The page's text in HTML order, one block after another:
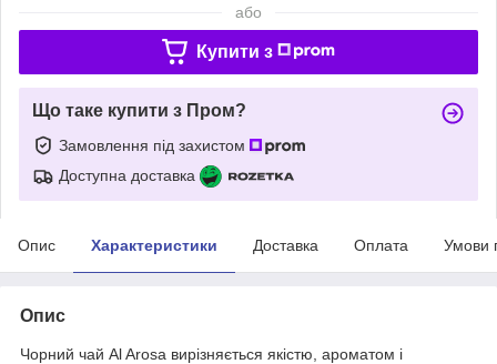
або
Купити з
Що таке купити з Пром?
Замовлення під захистом
Доступна доставка
Опис Характеристики Доставка Оплата Умови
Опис
Чорний чай Al Arosa вирізняється якістю, ароматом і